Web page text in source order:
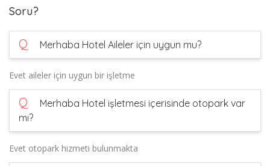
Soru?
Q Merhaba Hotel Aileler için uygun mu?
Evet aileler için uygun bir işletme
Q
Merhaba Hotel işletmesi içerisinde otopark var
mı?
Evet otopark hizmeti bulunmakta